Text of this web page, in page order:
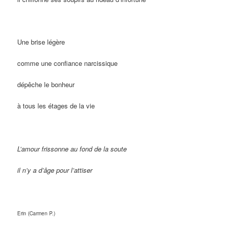
Une brise légère
comme une confiance narcissique
dépêche le bonheur
à tous les étages de la vie
L’amour frissonne au fond de la soute
il n’y a d’âge pour l’attiser
Erin (Carmen P.)